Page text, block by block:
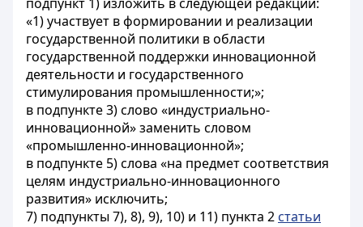
«1) участвует в формировании и реализации
государственной политики в области
государственной поддержки инновационной
деятельности и государственного
стимулирования промышленности;»;
в подпункте 3) слово «индустриально-
инновационной» заменить словом
«промышленно-инновационной»;
в подпункте 5) слова «на предмет соответствия
целям индустриально-инновационного
развития» исключить;
7) подпункты 7), 8), 9), 10) и 11) пункта 2 статьи